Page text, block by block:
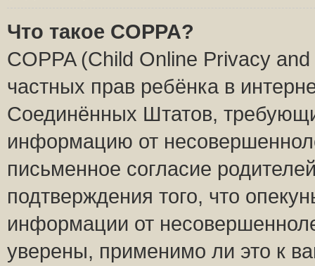
Что такое COPPA?
COPPA (Child Online Privacy
частных прав ребёнка в
Соединённых Штатов,
информацию от
письменное согласие
подтверждения того, что
информации от
уверены, применимо ли это к